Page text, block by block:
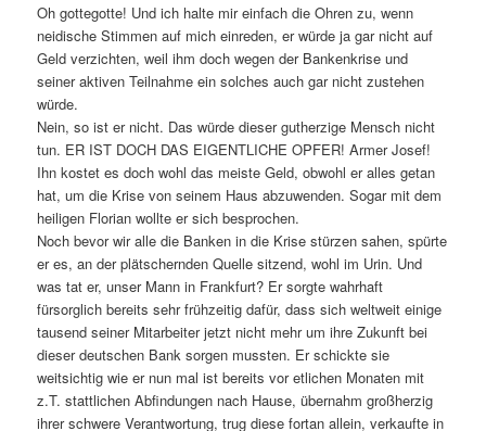
Oh gottegotte! Und ich halte mir einfach die Ohren zu, wenn
neidische Stimmen auf mich einreden, er würde ja gar nicht auf
Geld verzichten, weil ihm doch wegen der Bankenkrise und
seiner aktiven Teilnahme ein solches auch gar nicht zustehen
würde.
Nein, so ist er nicht. Das würde dieser gutherzige Mensch nicht
tun. ER IST DOCH DAS EIGENTLICHE OPFER! Armer Josef!
Ihn kostet es doch wohl das meiste Geld, obwohl er alles getan
hat, um die Krise von seinem Haus abzuwenden. Sogar mit dem
heiligen Florian wollte er sich besprochen.
Noch bevor wir alle die Banken in die Krise stürzen sahen, spürte
er es, an der plätschernden Quelle sitzend, wohl im Urin. Und
was tat er, unser Mann in Frankfurt? Er sorgte wahrhaft
fürsorglich bereits sehr frühzeitig dafür, dass sich weltweit einige
tausend seiner Mitarbeiter jetzt nicht mehr um ihre Zukunft bei
dieser deutschen Bank sorgen mussten. Er schickte sie
weitsichtig wie er nun mal ist bereits vor etlichen Monaten mit
z.T. stattlichen Abfindungen nach Hause, übernahm großherzig
ihrer schwere Verantwortung, trug diese fortan allein, verkaufte in